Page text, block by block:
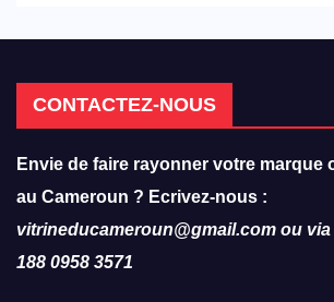
CONTACTEZ-NOUS
Envie de faire rayonner votre marque
au Cameroun ? Ecrivez-nous :
vitrineducameroun@gmail.com ou
188 0958 3571